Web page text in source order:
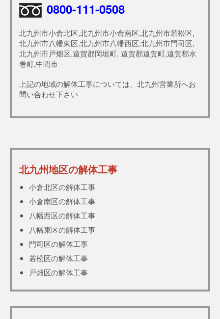
0800-111-0508
北九州市小倉北区,北九州市小倉南区,北九州市若松区,
北九州市八幡東区,北九州市八幡西区,北九州市門司区,
北九州市戸畑区,遠賀郡岡垣町, 遠賀郡遠賀町,遠賀郡水
巻町,中間市
上記の地域の解体工事については、北九州営業所へお
問い合わせ下さい
北九州地区の解体工事
小倉北区の解体工事
小倉南区の解体工事
八幡西区の解体工事
八幡東区の解体工事
門司区の解体工事
若松区の解体工事
戸畑区の解体工事